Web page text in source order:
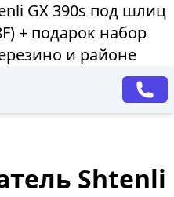
GX 390s под шлиц
+ подарок набор
и районе
Shtenli